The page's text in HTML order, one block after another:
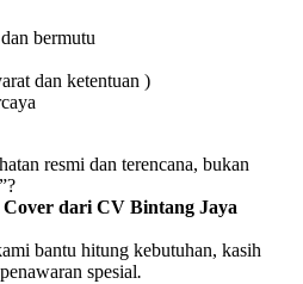
bermutu
dan ketentuan )
resmi dan terencana, bukan
dari CV Bintang Jaya
bantu hitung kebutuhan, kasih
spesial.